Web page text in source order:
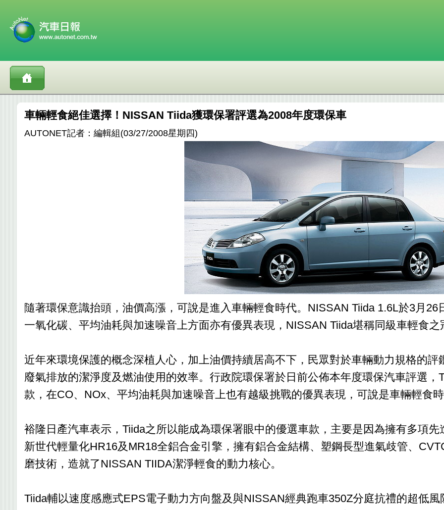
車輛輕食絕佳選擇！NISSAN Tiida獲環保署評選為2008年度環保車
AUTONET記者：編輯組(03/27/2008星期四)
隨著環保意識抬頭，油價高漲，可說是進入車輛輕食時代。NISSAN Tiida 1.6L於3月
一氧化碳、平均油耗與加速噪音上方面亦有優異表現，NISSAN Tiida堪稱同級車輕食之
近年來環境保護的概念深植人心，加上油價持續居高不下，民眾對於車輛動力規格的
廢氣排放的潔淨度及燃油使用的效率。行政院環保署於日前公佈本年度環保汽車評選
款，在CO、NOx、平均油耗與加速噪音上也有越級挑戰的優異表現，可說是車輛輕食
裕隆日產汽車表示，Tiida之所以能成為環保署眼中的優選車款，主要是因為擁有多項
新世代輕量化HR16及MR18全鋁合金引擎，擁有鋁合金結構、塑鋼長型進氣歧管、
磨技術，造就了NISSAN TIIDA潔淨輕食的動力核心。
Tiida輔以速度感應式EPS電子動力方向盤及與NISSAN經典跑車350Z分庭抗禮的超低